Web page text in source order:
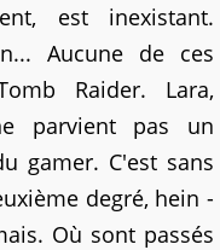
est inexistant.
Aucune de ces
Raider. Lara,
parvient pas un
gamer. C'est sans
degré, hein -
Où sont passés